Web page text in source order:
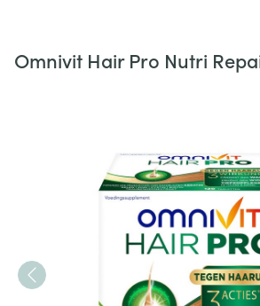
Omnivit Hair Pro Nutri